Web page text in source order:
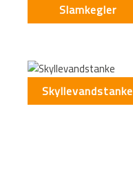
Slamkegler
Skyllevandstanke